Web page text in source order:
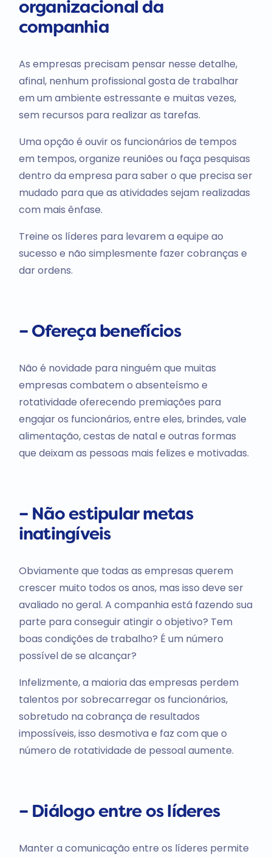
organizacional da
companhia
As empresas precisam pensar nesse detalhe,
afinal, nenhum profissional gosta de trabalhar
em um ambiente estressante e muitas vezes,
sem recursos para realizar as tarefas.
Uma opção é ouvir os funcionários de tempos
em tempos, organize reuniões ou faça pesquisas
dentro da empresa para saber o que precisa ser
mudado para que as atividades sejam realizadas
com mais ênfase.
Treine os líderes para levarem a equipe ao
sucesso e não simplesmente fazer cobranças e
dar ordens.
– Ofereça benefícios
Não é novidade para ninguém que muitas
empresas combatem o absenteísmo e
rotatividade oferecendo premiações para
engajar os funcionários, entre eles, brindes, vale
alimentação, cestas de natal e outras formas
que deixam as pessoas mais felizes e motivadas.
– Não estipular metas
inatingíveis
Obviamente que todas as empresas querem
crescer muito todos os anos, mas isso deve ser
avaliado no geral. A companhia está fazendo sua
parte para conseguir atingir o objetivo? Tem
boas condições de trabalho? É um número
possível de se alcançar?
Infelizmente, a maioria das empresas perdem
talentos por sobrecarregar os funcionários,
sobretudo na cobrança de resultados
impossíveis, isso desmotiva e faz com que o
número de rotatividade de pessoal aumente.
– Diálogo entre os líderes
Manter a comunicação entre os líderes permite